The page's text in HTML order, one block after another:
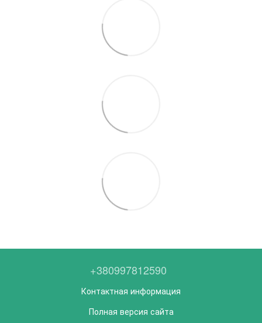
+380997812590
Контактная информация
Полная версия сайта